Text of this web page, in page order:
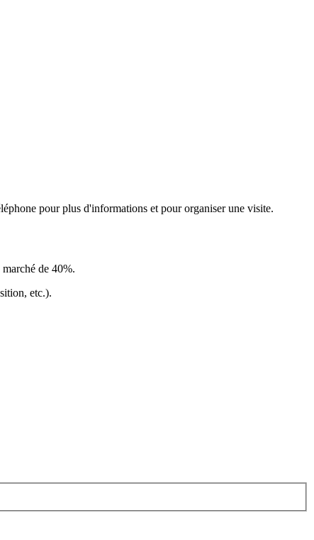
pour plus d'informations et pour organiser une visite.
de 40%.
etc.).